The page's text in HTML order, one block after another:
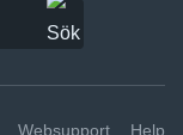
Websupport Help